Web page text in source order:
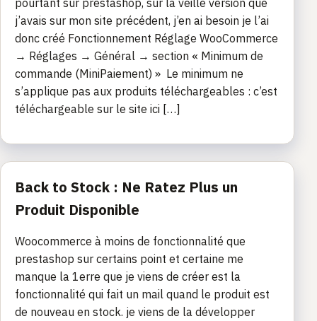
j’avais sur mon site précédent, j’en ai besoin je l’ai
donc créé Fonctionnement Réglage WooCommerce
→ Réglages → Général → section « Minimum de
commande (MiniPaiement) » Le minimum ne
s’applique pas aux produits téléchargeables : c’est
téléchargeable sur le site ici […]
Back to Stock : Ne Ratez Plus un
Produit Disponible
Woocommerce à moins de fonctionnalité que
prestashop sur certains point et certaine me
manque la 1erre que je viens de créer est la
fonctionnalité qui fait un mail quand le produit est
de nouveau en stock. je viens de la développer